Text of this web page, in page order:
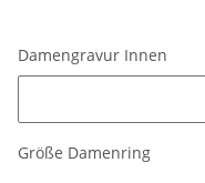
Damengravur Innen
Größe Damenring